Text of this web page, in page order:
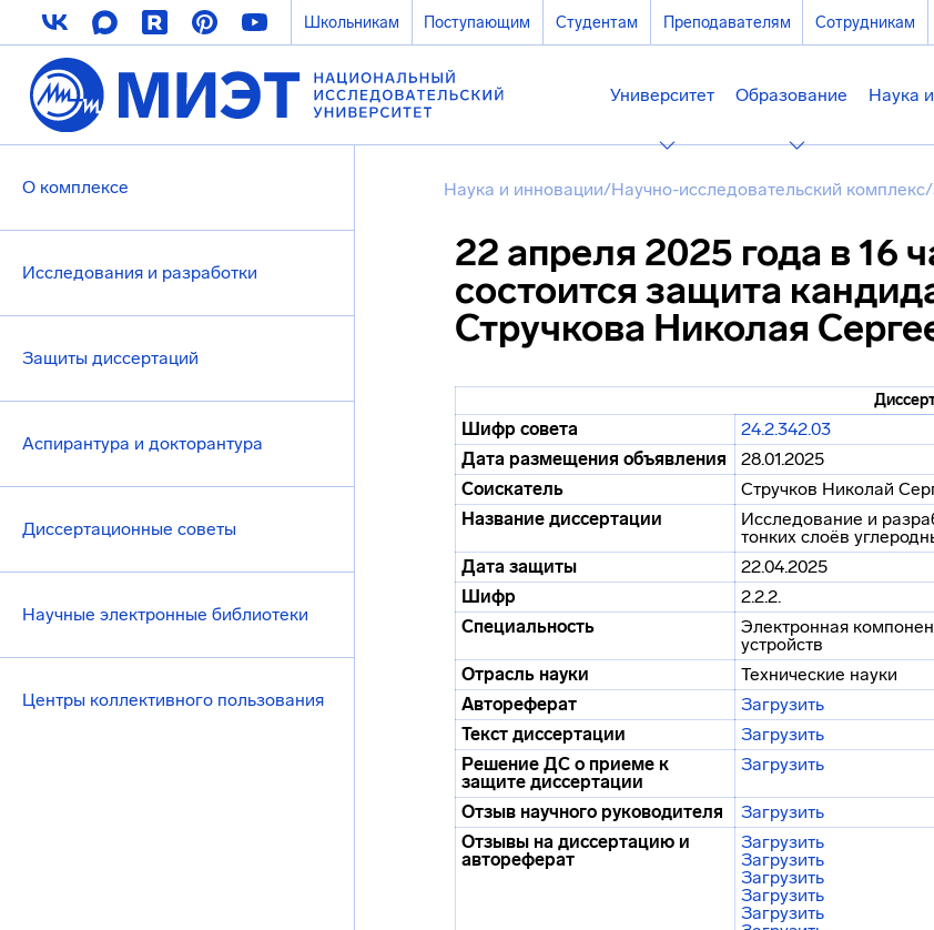
Школьникам Поступающим Студентам Преподавателям Сотрудникам
Университет Образование Наука
О комплексе
Исследования и разработки
Защиты диссертаций
Аспирантура и докторантура
Диссертационные советы
Научные электронные библиотеки
Центры коллективного пользования
Наука и инновации/Научно-исследовательский комплекс/
22 апреля 2025 года в 16
состоится защита
Стручкова Николая
Шифр совета
24.2.342.03
Дата размещения объявления
28.01.2025
Соискатель
Стручков Николай
Название диссертации
Исследование и
тонких слоёв
Дата защиты
22.04.2025
Шифр
2.2.2.
Специальность
Электронная
устройств
Отрасль науки
Технические науки
Автореферат
Загрузить
Текст диссертации
Загрузить
Решение ДС о приеме к
защите диссертации
Загрузить
Отзыв научного руководителя
Загрузить
Отзывы на диссертацию и
автореферат
Загрузить
Загрузить
Загрузить
Загрузить
Загрузить